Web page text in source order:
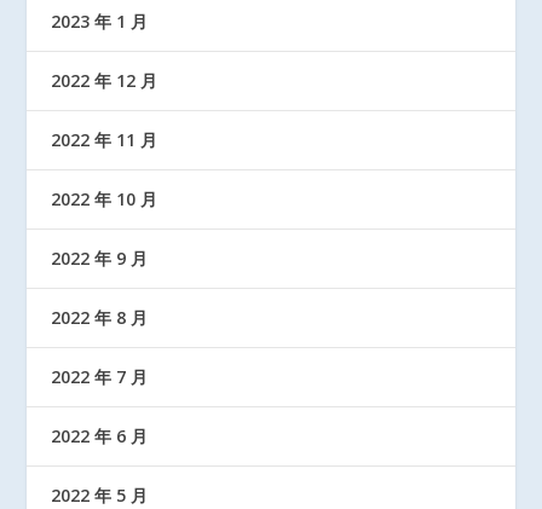
2023 年 1 月
2022 年 12 月
2022 年 11 月
2022 年 10 月
2022 年 9 月
2022 年 8 月
2022 年 7 月
2022 年 6 月
2022 年 5 月